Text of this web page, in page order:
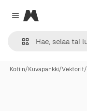
Close menu
Magnific
Kotiin/Kuvapankki/Vektorit/